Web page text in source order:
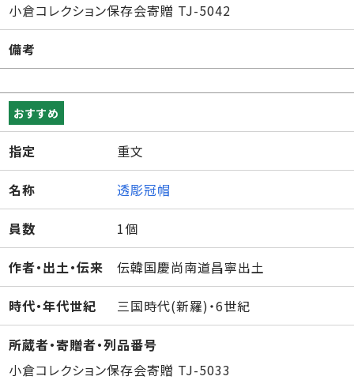
小倉コレクション保存会寄贈 TJ-5042
備考
おすすめ
指定 重文
名称 透彫冠帽
員数 1個
作者・出土・伝来 伝韓国慶尚南道昌寧出土
時代・年代世紀 三国時代(新羅)・6世紀
所蔵者・寄贈者・列品番号
小倉コレクション保存会寄贈 TJ-5033